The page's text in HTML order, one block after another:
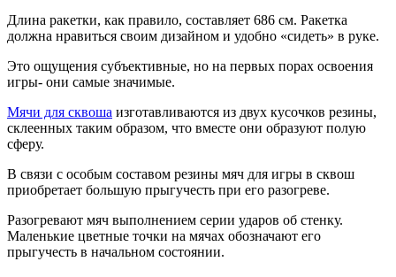
Длина ракетки, как правило, составляет 686 см. Ракетка
должна нравиться своим дизайном и удобно «сидеть» в руке.
Это ощущения субъективные, но на первых порах освоения
игры- они самые значимые.
Мячи для сквоша изготавливаются из двух кусочков резины,
склеенных таким образом, что вместе они образуют полую
сферу.
В связи с особым составом резины мяч для игры в сквош
приобретает большую прыгучесть при его разогреве.
Разогревают мяч выполнением серии ударов об стенку.
Маленькие цветные точки на мячах обозначают его
прыгучесть в начальном состоянии.